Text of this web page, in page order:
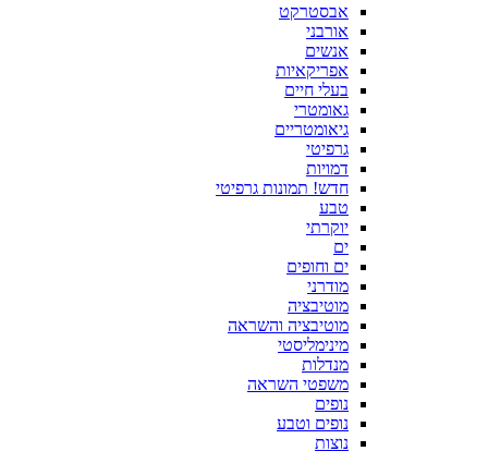
אבסטרקט
אורבני
אנשים
אפריקאיות
בעלי חיים
גאומטרי
גיאומטריים
גרפיטי
דמויות
חדש! תמונות גרפיטי
טבע
יוקרתי
ים
ים וחופים
מודרני
מוטיבציה
מוטיבציה והשראה
מינימליסטי
מנדלות
משפטי השראה
נופים
נופים וטבע
נוצות